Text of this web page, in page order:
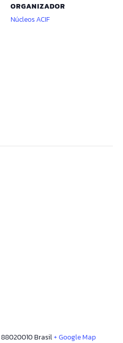
ORGANIZADOR
Núcleos ACIF
88020010Brasil+ Google Map